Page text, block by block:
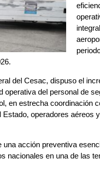
del Cesac, dispuso el
operativa del personal de
en estrecha coordinación
operadores aéreos
acción preventiva
nacionales en una de las